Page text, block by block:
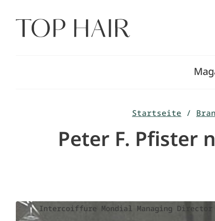
Inhalt
springen
Startseite /
Peter F. Pfister
Intercoiffure Mondial Managing